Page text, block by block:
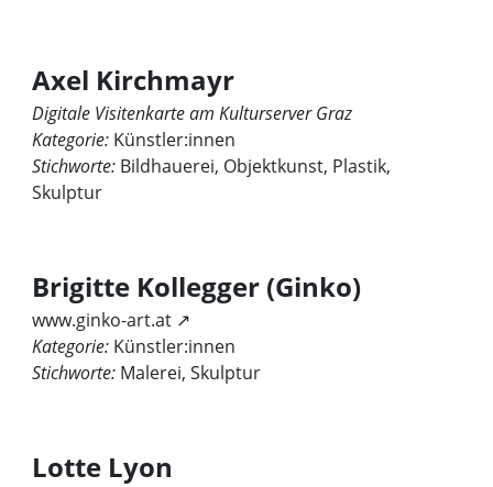
Axel Kirchmayr
Digitale Visitenkarte am Kulturserver Graz
Kategorie: Künstler:innen
Stichworte: Bildhauerei, Objektkunst, Plastik,
Skulptur
Brigitte Kollegger (Ginko)
www.ginko-art.at ↗
Kategorie: Künstler:innen
Stichworte: Malerei, Skulptur
Lotte Lyon